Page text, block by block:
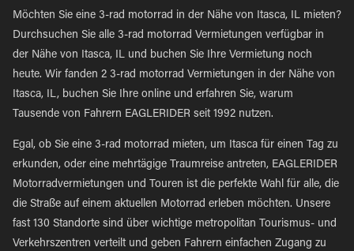
Möchten Sie eine 3-rad motorrad in der Nähe von Itasca, IL mieten?
Durchsuchen Sie alle 3-rad motorrad Vermietungen verfügbar in
der Nähe von Itasca, IL und buchen Sie Ihre Vermietung noch
heute. Wir fanden 2 3-rad motorrad Vermietungen in der Nähe von
Itasca, IL, buchen Sie Ihre online und erfahren Sie, warum
Tausende von Fahrern EAGLERIDER seit 1992 nutzen.
Egal, ob Sie eine 3-rad motorrad mieten, um Itasca für einen Tag zu
erkunden, oder eine mehrtägige Traumreise antreten, EAGLERIDER
Motorradvermietungen und Touren ist die perfekte Wahl für alle, die
die Straße auf einem aktuellen Motorrad erleben möchten. Unsere
fast 130 Standorte sind über wichtige metropolitan Tourismus- und
Verkehrszentren verteilt und geben Fahrern einfachen Zugang zu